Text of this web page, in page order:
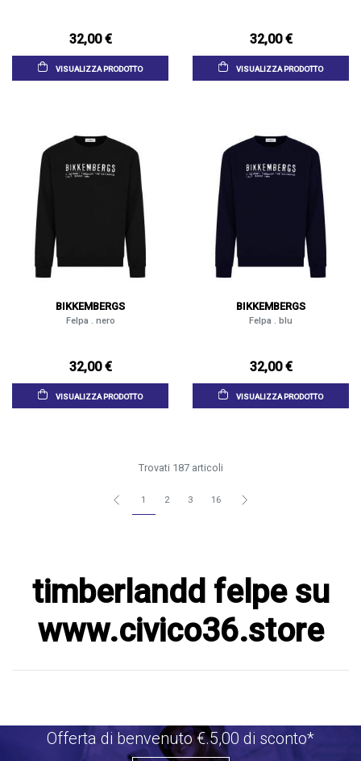
32,00 €
VISUALIZZA PRODOTTO
32,00 €
VISUALIZZA PRODOTTO
BIKKEMBERGS
Felpa . nero
32,00 €
VISUALIZZA PRODOTTO
BIKKEMBERGS
Felpa . blu
32,00 €
VISUALIZZA PRODOTTO
Trovati 187 articoli
1 2 3 16
timberlandd felpe su
www.civico36.store
Offerta di benvenuto €.5,00 di sconto*